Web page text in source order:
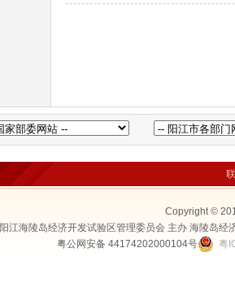
Copyright ©
阳江海陵岛经济开发试验区管理委员会 主办 海陵岛
粤公网安备 44174202000104号
粤